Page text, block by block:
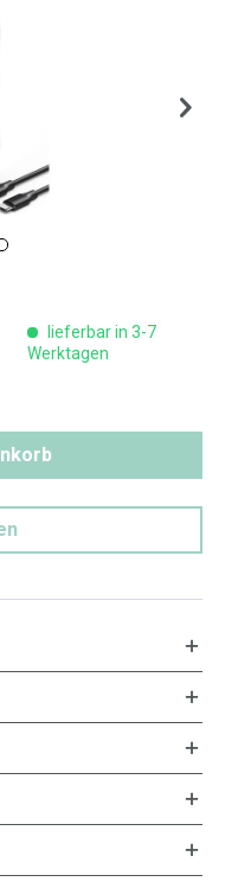
lieferbar in 3-7
Werktagen